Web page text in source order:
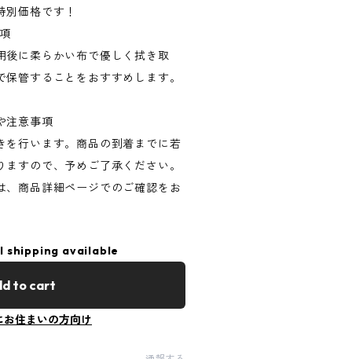
価格です！
後に柔らかい布で優しく拭き取
管することをおすすめします。
注意事項
を行います。商品の到着までに若
すので、予めご了承ください。
、商品詳細ページでのご確認をお
shipping available
to cart
お住まいの方向け